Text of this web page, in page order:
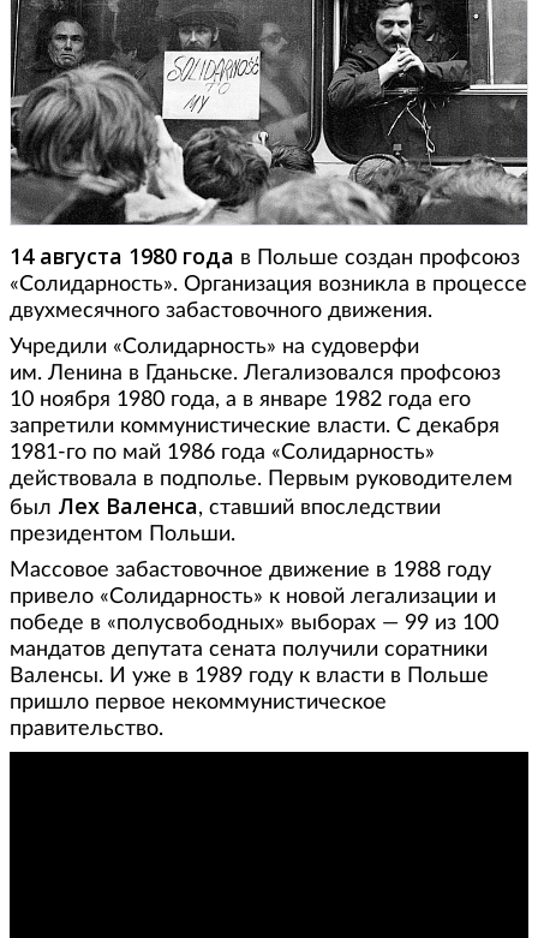
14 августа 1980 года в Польше создан профсоюз
«Солидарность». Организация возникла в процессе
двухмесячного забастовочного движения.
Учредили «Солидарность» на судоверфи
им. Ленина в Гданьске. Легализовался профсоюз
10 ноября 1980 года, а в январе 1982 года его
запретили коммунистические власти. С декабря
1981-го по май 1986 года «Солидарность»
действовала в подполье. Первым руководителем
был Лех Валенса, ставший впоследствии
президентом Польши.
Массовое забастовочное движение в 1988 году
привело «Солидарность» к новой легализации и
победе в «полусвободных» выборах — 99 из 100
мандатов депутата сената получили соратники
Валенсы. И уже в 1989 году к власти в Польше
пришло первое некоммунистическое
правительство.